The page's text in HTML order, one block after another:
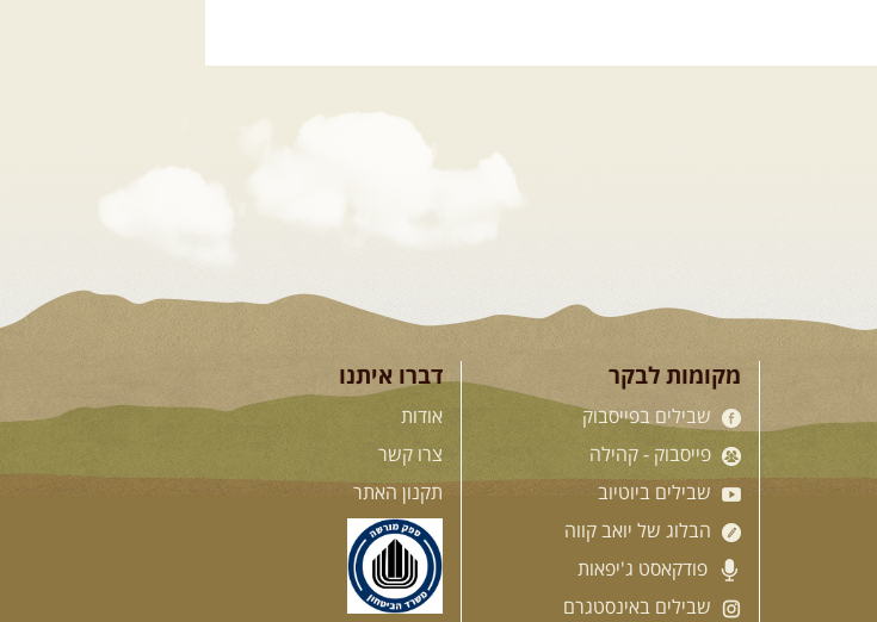
מקומות לבקר
שבילים בפייסבוק
פייסבוק - קהילה
שבילים ביוטיוב
הבלוג של יואב קווה
פודקאסט ג'יפאות
שבילים באינסטגרם
דברו איתנו
אודות
צרו קשר
תקנון האתר